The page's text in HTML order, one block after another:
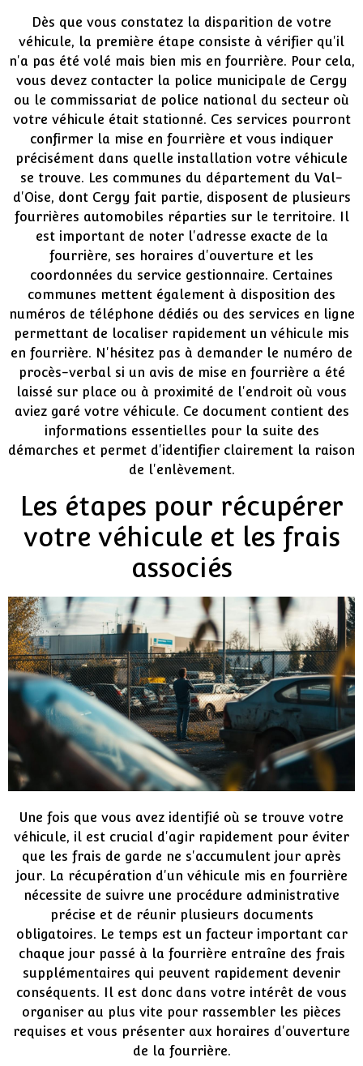
Dès que vous constatez la disparition de votre
véhicule, la première étape consiste à vérifier qu'il
n'a pas été volé mais bien mis en fourrière. Pour cela,
vous devez contacter la police municipale de Cergy
ou le commissariat de police national du secteur où
votre véhicule était stationné. Ces services pourront
confirmer la mise en fourrière et vous indiquer
précisément dans quelle installation votre véhicule
se trouve. Les communes du département du Val-
d'Oise, dont Cergy fait partie, disposent de plusieurs
fourrières automobiles réparties sur le territoire. Il
est important de noter l'adresse exacte de la
fourrière, ses horaires d'ouverture et les
coordonnées du service gestionnaire. Certaines
communes mettent également à disposition des
numéros de téléphone dédiés ou des services en ligne
permettant de localiser rapidement un véhicule mis
en fourrière. N'hésitez pas à demander le numéro de
procès-verbal si un avis de mise en fourrière a été
laissé sur place ou à proximité de l'endroit où vous
aviez garé votre véhicule. Ce document contient des
informations essentielles pour la suite des
démarches et permet d'identifier clairement la raison
de l'enlèvement.
Les étapes pour récupérer
votre véhicule et les frais
associés
Une fois que vous avez identifié où se trouve votre
véhicule, il est crucial d'agir rapidement pour éviter
que les frais de garde ne s'accumulent jour après
jour. La récupération d'un véhicule mis en fourrière
nécessite de suivre une procédure administrative
précise et de réunir plusieurs documents
obligatoires. Le temps est un facteur important car
chaque jour passé à la fourrière entraîne des frais
supplémentaires qui peuvent rapidement devenir
conséquents. Il est donc dans votre intérêt de vous
organiser au plus vite pour rassembler les pièces
requises et vous présenter aux horaires d'ouverture
de la fourrière.